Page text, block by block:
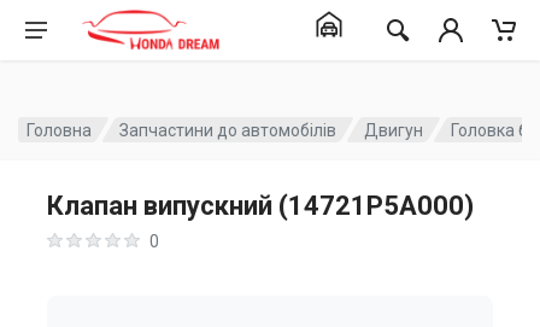
Головна Запчастини до автомобілів Двигун Головка
Клапан випускний (14721P5A000)
0